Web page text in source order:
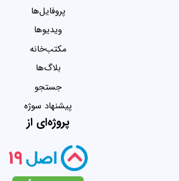
پروفایل‌ها
ویدیو‌ها
مکتب‌خانه
بلاگ‌ها
جستجو
پیشنهاد سوژه
پروژه‌ای از